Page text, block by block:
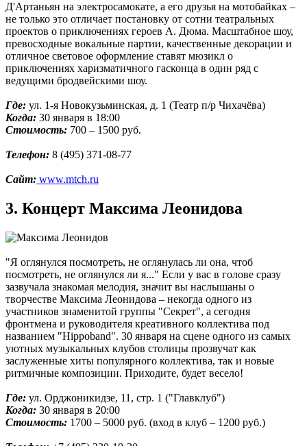
Д'Артаньян на электросамокате, а его друзья на мотобайках –
не только это отличает постановку от сотни театральных
проектов о приключениях героев А. Дюма. Масштабное шоу,
превосходные вокальные партии, качественные декорации и
отличное световое оформление ставят мюзикл о
приключениях харизматичного гасконца в один ряд с
ведущими бродвейскими шоу.
Где: ул. 1-я Новокузьминская, д. 1 (Театр п/р Чихачёва)
Когда: 30 января в 18:00
Стоимость: 700 – 1500 руб.
Телефон: 8 (495) 371-08-77
Сайт: www.mtch.ru
3. Концерт Максима Леонидова
"Я оглянулся посмотреть, не оглянулась ли она, чтоб
посмотреть, не оглянулся ли я..." Если у вас в голове сразу
зазвучала знакомая мелодия, значит вы наслышаны о
творчестве Максима Леонидова – некогда одного из
участников знаменитой группы "Секрет", а сегодня
фронтмена и руководителя креативного коллектива под
названием "Hippoband". 30 января на сцене одного из самых
уютных музыкальных клубов столицы прозвучат как
заслуженные хиты популярного коллектива, так и новые
ритмичные композиции. Приходите, будет весело!
Где: ул. Орджоникидзе, 11, стр. 1 ("Главклуб")
Когда: 30 января в 20:00
Стоимость: 1700 – 5000 руб. (вход в клуб – 1200 руб.)